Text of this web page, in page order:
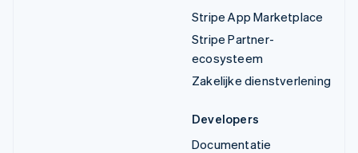
Stripe App Marketplace
Stripe Partner-
ecosysteem
Zakelijke dienstverlening
Developers
Documentatie